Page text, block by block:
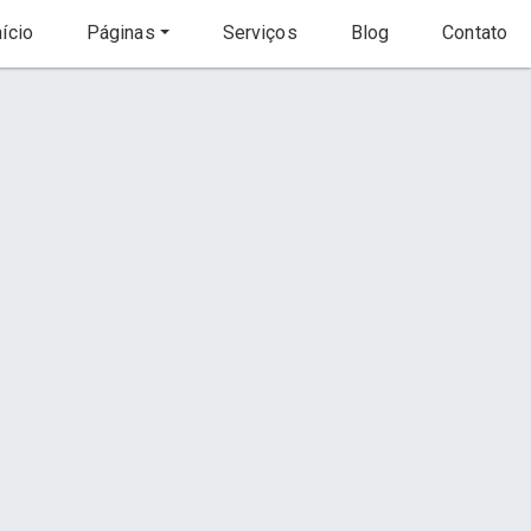
Páginas Serviços Blog Contato